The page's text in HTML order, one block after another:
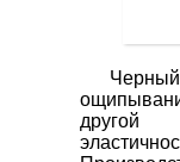
другой